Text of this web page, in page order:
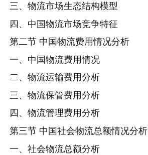
三、物流市场生态结构模型
四、中国物流市场竞争特征
第二节 中国物流费用情况分析
一、中国物流费用情况
二、物流运输费用分析
三、物流保管费用分析
四、物流管理费用分析
第三节 中国社会物流总额情况分析
一、社会物流总额分析